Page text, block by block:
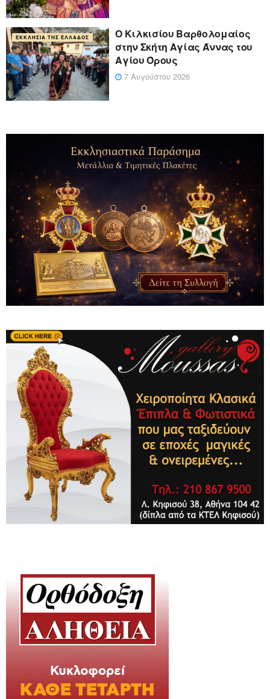
ΕΚΚΛΗΣΊΑ ΤΗΣ ΕΛΛΆΔΟΣ
Ο Κιλκισίου Βαρθολομαίος
στην Σκήτη Αγίας Άννας του
Αγίου Όρους
7 Αυγούστου 2026